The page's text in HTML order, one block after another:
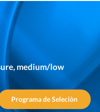
medium/low
Programa de Seleciòn